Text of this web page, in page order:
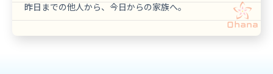
昨日までの他人から、今日からの家族へ。